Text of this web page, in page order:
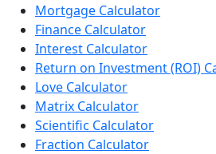
Mortgage Calculator
Finance Calculator
Interest Calculator
Return on Investment (ROI)
Love Calculator
Matrix Calculator
Scientific Calculator
Fraction Calculator